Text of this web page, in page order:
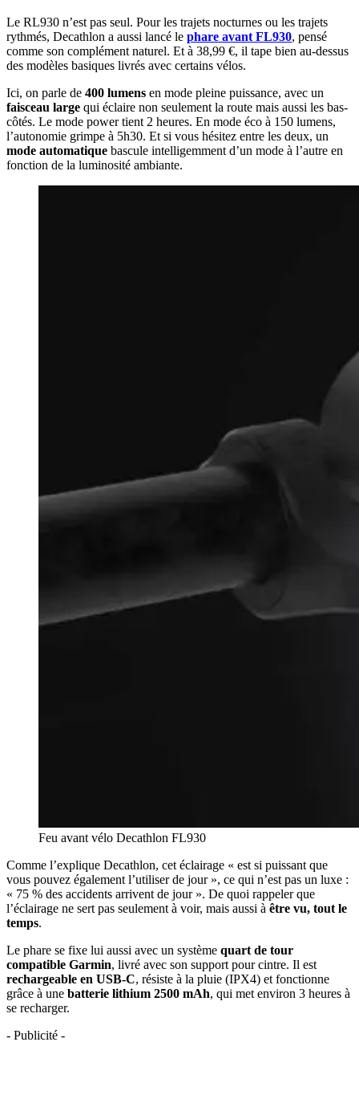
Le RL930 n’est pas seul. Pour les trajets nocturnes ou les trajets
rythmés, Decathlon a aussi lancé le phare avant FL930, pensé
comme son complément naturel. Et à 38,99 €, il tape bien au-dessus
des modèles basiques livrés avec certains vélos.
Ici, on parle de 400 lumens en mode pleine puissance, avec un
faisceau large qui éclaire non seulement la route mais aussi les bas-
côtés. Le mode power tient 2 heures. En mode éco à 150 lumens,
l’autonomie grimpe à 5h30. Et si vous hésitez entre les deux, un
mode automatique bascule intelligemment d’un mode à l’autre en
fonction de la luminosité ambiante.
Feu avant vélo Decathlon FL930
Comme l’explique Decathlon, cet éclairage « est si puissant que
vous pouvez également l’utiliser de jour », ce qui n’est pas un luxe :
« 75 % des accidents arrivent de jour ». De quoi rappeler que
l’éclairage ne sert pas seulement à voir, mais aussi à être vu, tout le
temps.
Le phare se fixe lui aussi avec un système quart de tour
compatible Garmin, livré avec son support pour cintre. Il est
rechargeable en USB-C, résiste à la pluie (IPX4) et fonctionne
grâce à une batterie lithium 2500 mAh, qui met environ 3 heures à
se recharger.
- Publicité -